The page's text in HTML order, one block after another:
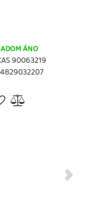
ÁNO
90063219